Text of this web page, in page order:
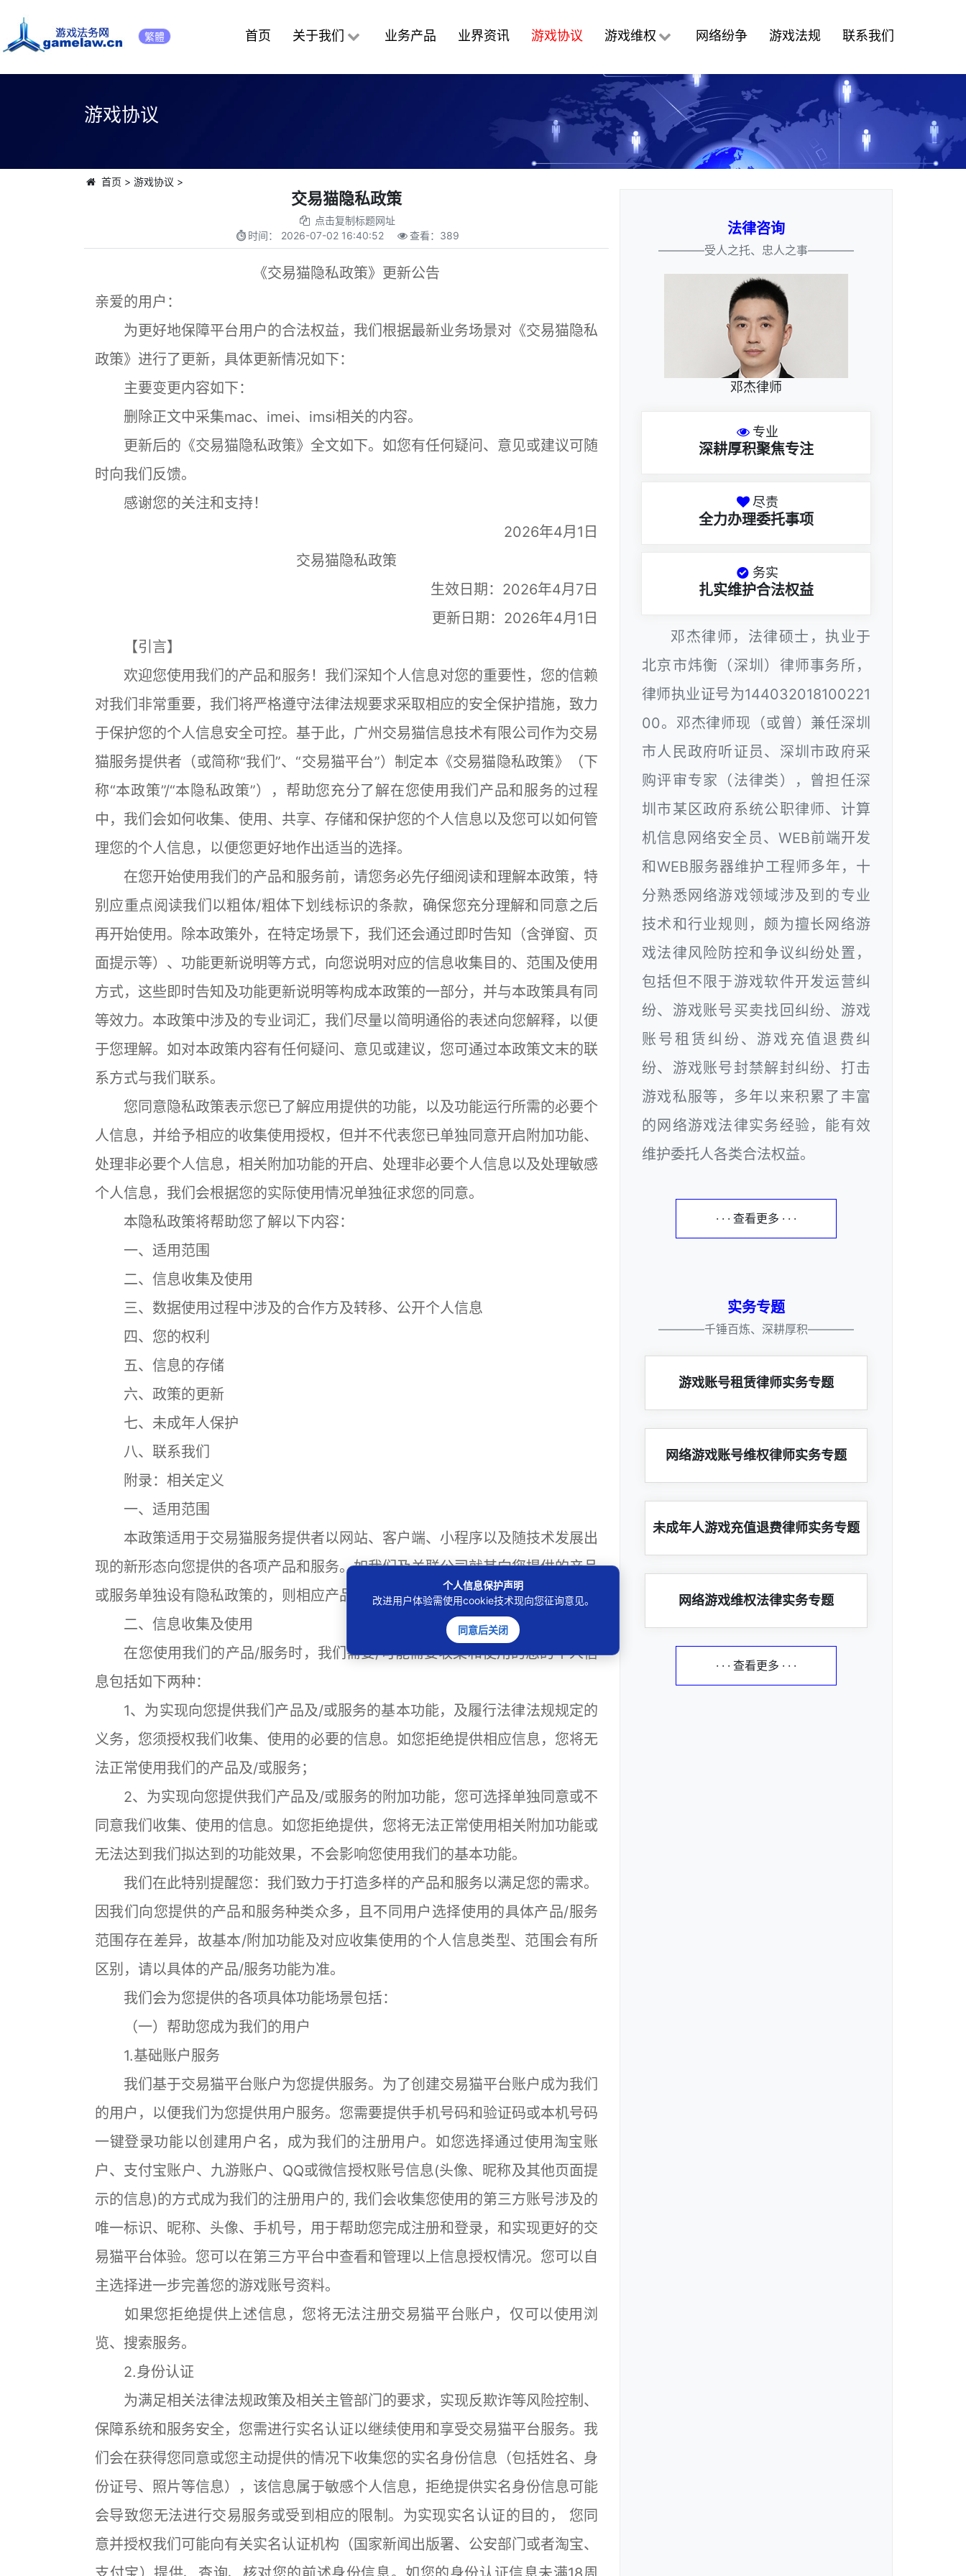
繁體 首页 关于我们 业务产品 业界资讯 游戏协议 游戏维权 网络纷争 游戏法规 联系我们
游戏协议
首页 > 游戏协议 >
交易猫隐私政策
点击复制标题网址
时间： 2026-07-02 16:40:52 查看： 389
《交易猫隐私政策》更新公告
亲爱的用户：
为更好地保障平台用户的合法权益，我们根据最新业务场景对《交易猫隐私
政策》进行了更新，具体更新情况如下：
主要变更内容如下：
删除正文中采集mac、imei、imsi相关的内容。
更新后的《交易猫隐私政策》全文如下。如您有任何疑问、意见或建议可随
时向我们反馈。
感谢您的关注和支持！
2026年4月1日
交易猫隐私政策
生效日期：2026年4月7日
更新日期：2026年4月1日
【引言】
欢迎您使用我们的产品和服务！我们深知个人信息对您的重要性，您的信赖
对我们非常重要，我们将严格遵守法律法规要求采取相应的安全保护措施，致力
于保护您的个人信息安全可控。基于此，广州交易猫信息技术有限公司作为交易
猫服务提供者（或简称“我们”、“交易猫平台”）制定本《交易猫隐私政策》（下
称“本政策”/“本隐私政策”），帮助您充分了解在您使用我们产品和服务的过程
中，我们会如何收集、使用、共享、存储和保护您的个人信息以及您可以如何管
理您的个人信息，以便您更好地作出适当的选择。
在您开始使用我们的产品和服务前，请您务必先仔细阅读和理解本政策，特
别应重点阅读我们以粗体/粗体下划线标识的条款，确保您充分理解和同意之后
再开始使用。除本政策外，在特定场景下，我们还会通过即时告知（含弹窗、页
面提示等）、功能更新说明等方式，向您说明对应的信息收集目的、范围及使用
方式，这些即时告知及功能更新说明等构成本政策的一部分，并与本政策具有同
等效力。本政策中涉及的专业词汇，我们尽量以简明通俗的表述向您解释，以便
于您理解。如对本政策内容有任何疑问、意见或建议，您可通过本政策文末的联
系方式与我们联系。
您同意隐私政策表示您已了解应用提供的功能，以及功能运行所需的必要个
人信息，并给予相应的收集使用授权，但并不代表您已单独同意开启附加功能、
处理非必要个人信息，相关附加功能的开启、处理非必要个人信息以及处理敏感
个人信息，我们会根据您的实际使用情况单独征求您的同意。
本隐私政策将帮助您了解以下内容：
一、适用范围
二、信息收集及使用
三、数据使用过程中涉及的合作方及转移、公开个人信息
四、您的权利
五、信息的存储
六、政策的更新
七、未成年人保护
八、联系我们
附录：相关定义
一、适用范围
本政策适用于交易猫服务提供者以网站、客户端、小程序以及随技术发展出
现的新形态向您提供的各项产品和服务。如我们及关联公司就其向您提供的产品
或服务单独设有隐私政策的，则相应产品或服务适用相应隐私政策。
二、信息收集及使用
在您使用我们的产品/服务时，我们需要/可能需要收集和使用的您的个人信
息包括如下两种：
1、为实现向您提供我们产品及/或服务的基本功能，及履行法律法规规定的
义务，您须授权我们收集、使用的必要的信息。如您拒绝提供相应信息，您将无
法正常使用我们的产品及/或服务；
2、为实现向您提供我们产品及/或服务的附加功能，您可选择单独同意或不
同意我们收集、使用的信息。如您拒绝提供，您将无法正常使用相关附加功能或
无法达到我们拟达到的功能效果，不会影响您使用我们的基本功能。
我们在此特别提醒您：我们致力于打造多样的产品和服务以满足您的需求。
因我们向您提供的产品和服务种类众多，且不同用户选择使用的具体产品/服务
范围存在差异，故基本/附加功能及对应收集使用的个人信息类型、范围会有所
区别，请以具体的产品/服务功能为准。
我们会为您提供的各项具体功能场景包括：
（一）帮助您成为我们的用户
1.基础账户服务
我们基于交易猫平台账户为您提供服务。为了创建交易猫平台账户成为我们
的用户，以便我们为您提供用户服务。您需要提供手机号码和验证码或本机号码
一键登录功能以创建用户名，成为我们的注册用户。如您选择通过使用淘宝账
户、支付宝账户、九游账户、QQ或微信授权账号信息(头像、昵称及其他页面提
示的信息)的方式成为我们的注册用户的, 我们会收集您使用的第三方账号涉及的
唯一标识、昵称、头像、手机号，用于帮助您完成注册和登录，和实现更好的交
易猫平台体验。您可以在第三方平台中查看和管理以上信息授权情况。您可以自
主选择进一步完善您的游戏账号资料。
如果您拒绝提供上述信息，您将无法注册交易猫平台账户，仅可以使用浏
览、搜索服务。
2.身份认证
为满足相关法律法规政策及相关主管部门的要求，实现反欺诈等风险控制、
保障系统和服务安全，您需进行实名认证以继续使用和享受交易猫平台服务。我
们会在获得您同意或您主动提供的情况下收集您的实名身份信息（包括姓名、身
份证号、照片等信息），该信息属于敏感个人信息，拒绝提供实名身份信息可能
会导致您无法进行交易服务或受到相应的限制。为实现实名认证的目的， 您同
意并授权我们可能向有关实名认证机构（国家新闻出版署、公安部门或者淘宝、
法律咨询
————受人之托、忠人之事————
邓杰律师
专业
深耕厚积聚焦专注
尽责
全力办理委托事项
务实
扎实维护合法权益
邓杰律师，法律硕士，执业于
北京市炜衡（深圳）律师事务所，
律师执业证号为144032018100221
00。邓杰律师现（或曾）兼任深圳
市人民政府听证员、深圳市政府采
购评审专家（法律类），曾担任深
圳市某区政府系统公职律师、计算
机信息网络安全员、WEB前端开发
和WEB服务器维护工程师多年，十
分熟悉网络游戏领域涉及到的专业
技术和行业规则，颇为擅长网络游
戏法律风险防控和争议纠纷处置，
包括但不限于游戏软件开发运营纠
纷、游戏账号买卖找回纠纷、游戏
账号租赁纠纷、游戏充值退费纠
纷、游戏账号封禁解封纠纷、打击
游戏私服等，多年以来积累了丰富
的网络游戏法律实务经验，能有效
维护委托人各类合法权益。
· · · 查看更多 · · ·
实务专题
————千锤百炼、深耕厚积————
游戏账号租赁律师实务专题
网络游戏账号维权律师实务专题
未成年人游戏充值退费律师实务专题
网络游戏维权法律实务专题
· · · 查看更多 · · ·
个人信息保护声明
改进用户体验需使用cookie技术现向您征询意见。
同意后关闭